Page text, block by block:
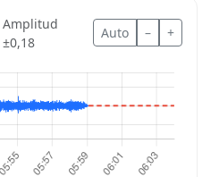
Amplitud
±0,18
Auto – +